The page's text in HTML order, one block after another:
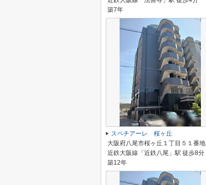
築7年
スペチアーレ 桜ヶ丘
大阪府八尾市桜ヶ丘１丁目５１番地
近鉄大阪線「近鉄八尾」駅 徒歩8分
築12年